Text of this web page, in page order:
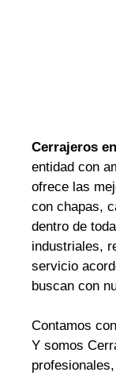
Cerrajeros
entidad con
ofrece las
con chapas,
dentro de
industriales,
servicio
buscan con
Contamos
Y somos